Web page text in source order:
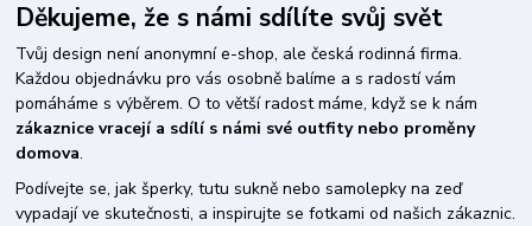
Děkujeme, že s námi sdílíte svůj svět
Tvůj design není anonymní e-shop, ale česká rodinná firma.
Každou objednávku pro vás osobně balíme a s radostí vám
pomáháme s výběrem. O to větší radost máme, když se k nám
zákaznice vracejí a sdílí s námi své outfity nebo proměny
domova.
Podívejte se, jak šperky, tutu sukně nebo samolepky na zeď
vypadají ve skutečnosti, a inspirujte se fotkami od našich zákaznic.